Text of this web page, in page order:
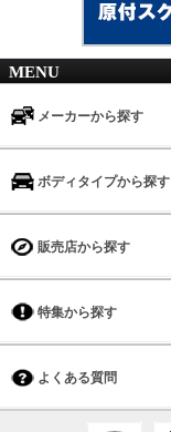
MENU
メーカーから探す
ボディタイプから探す
販売店から探す
特集から探す
よくある質問